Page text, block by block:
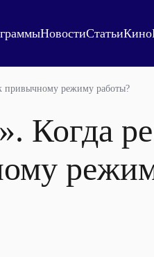
НовостиСтатьиКино
привычному режиму работы?
Когда